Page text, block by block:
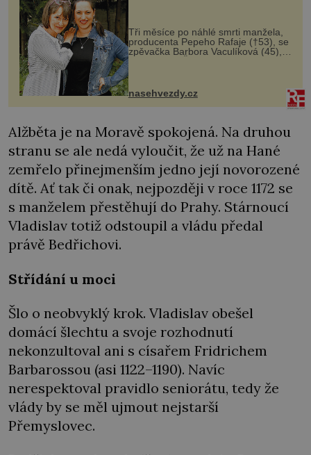
Tři měsíce po náhlé smrti manžela,
producenta Pepeho Rafaje (†53), se
zpěvačka Barbora Vaculíková (45),
dcera Petry Černocké (75), poprvé
ozvala veřejnosti. Na sociální síti
sdílela, že se snaží fung...
nasehvezdy.cz
Alžběta je na Moravě spokojená. Na druhou
stranu se ale nedá vyloučit, že už na Hané
zemřelo přinejmenším jedno její novorozené
dítě. Ať tak či onak, nejpozději v roce 1172 se
s manželem přestěhují do Prahy. Stárnoucí
Vladislav totiž odstoupil a vládu předal
právě Bedřichovi.
Střídání u moci
Šlo o neobvyklý krok. Vladislav obešel
domácí šlechtu a svoje rozhodnutí
nekonzultoval ani s císařem Fridrichem
Barbarossou (asi 1122–1190). Navíc
nerespektoval pravidlo seniorátu, tedy že
vlády by se měl ujmout nejstarší
Přemyslovec.